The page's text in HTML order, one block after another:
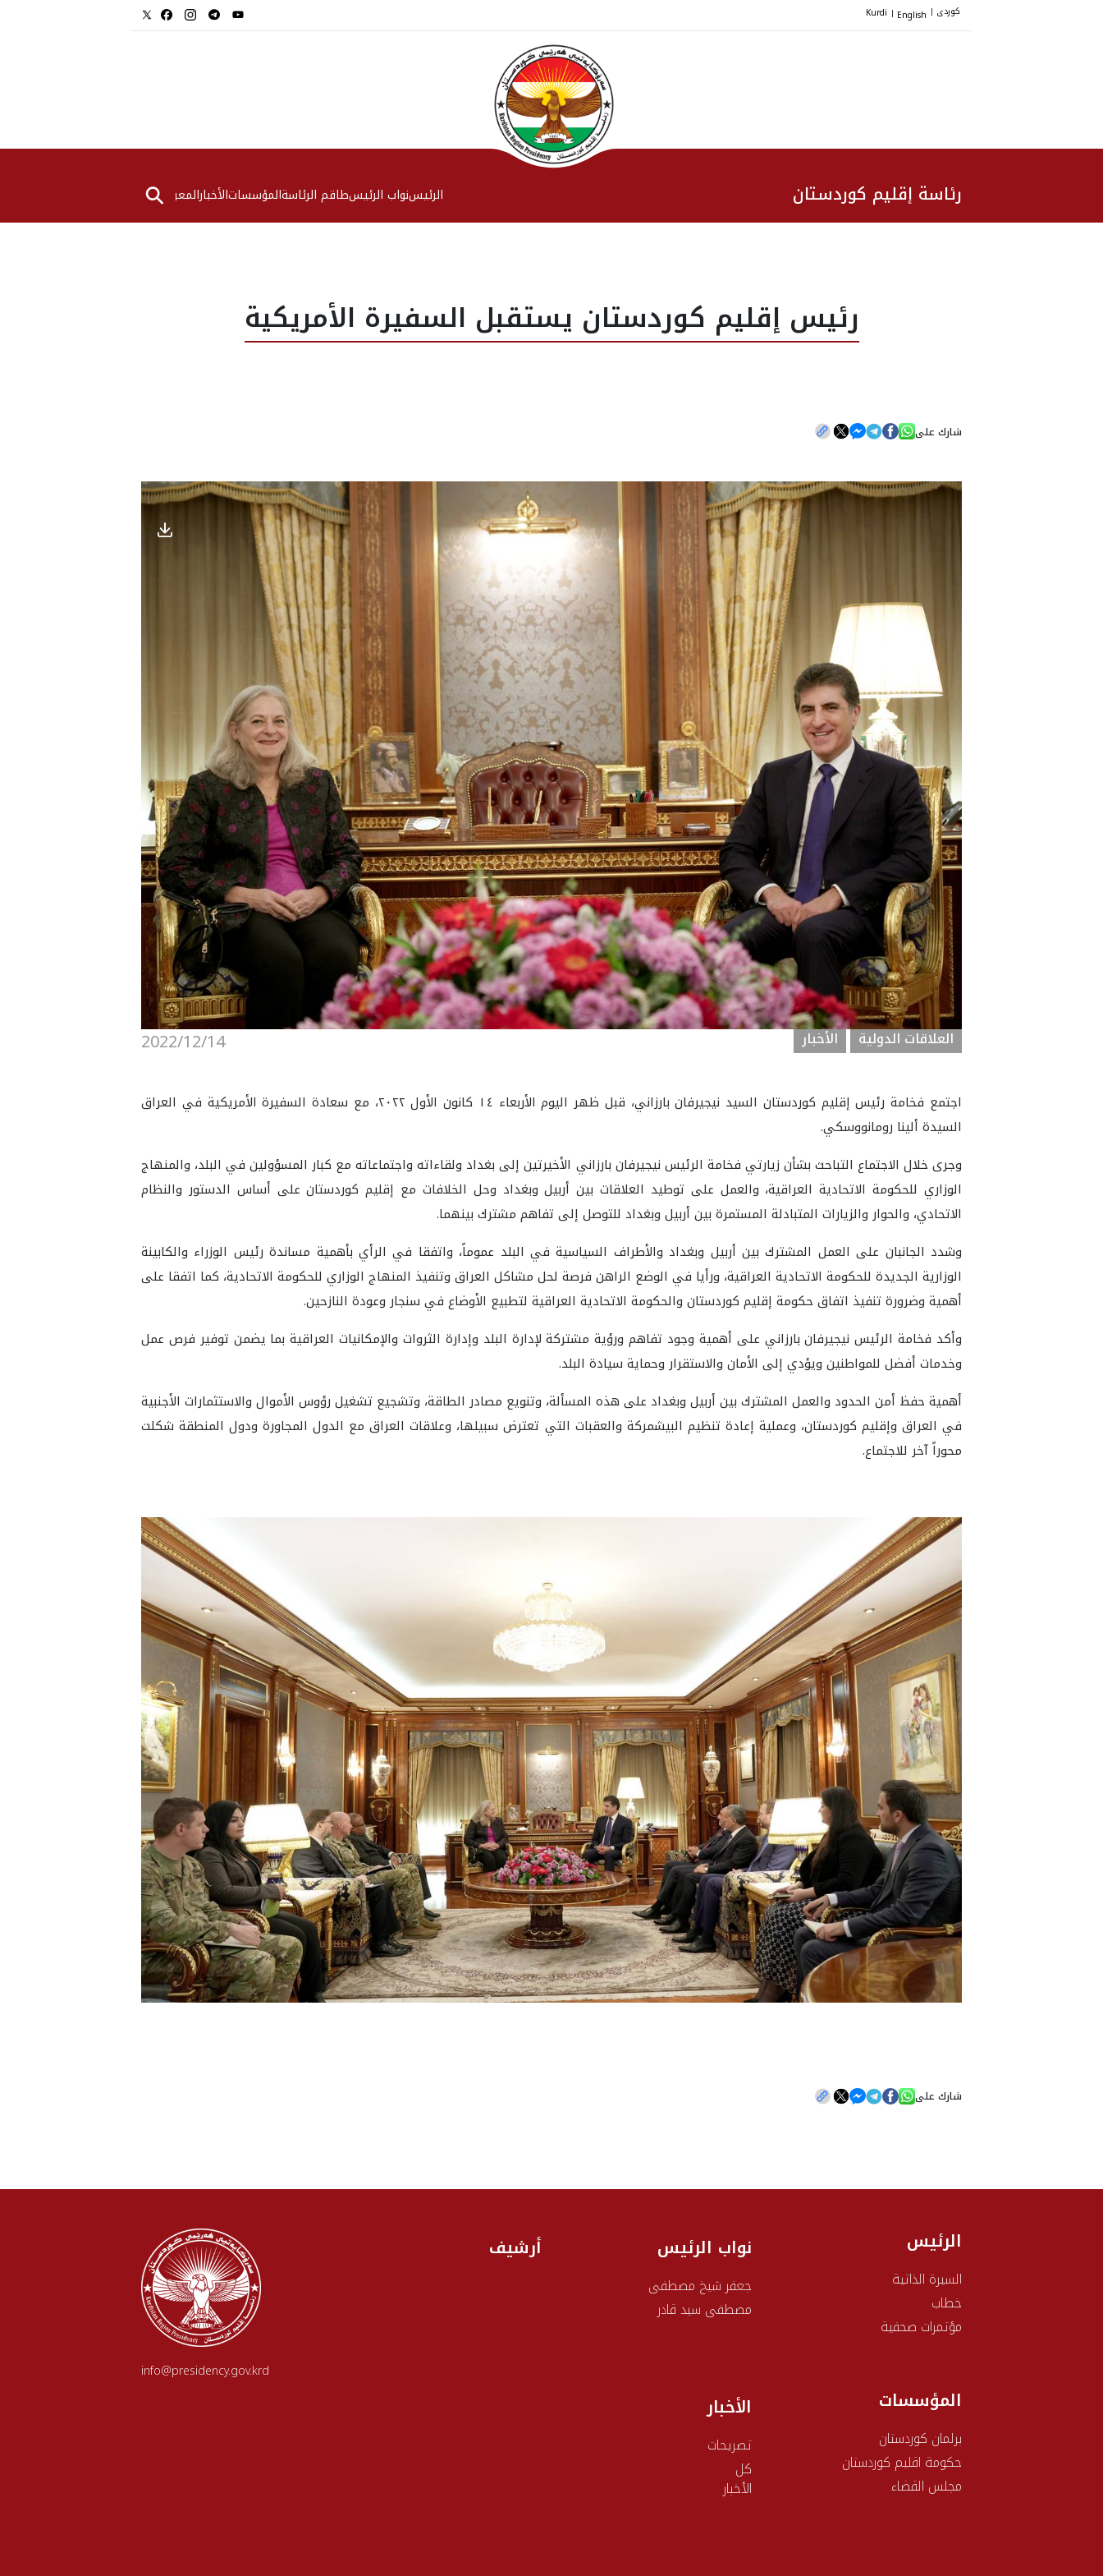
کوردی |
English
|
Kurdi
رئاسة إقليم كوردستان الرئیسنواب الرئيسطاقم الرئاسةالمؤسساتالأخبارالمعرض⚲
رئيس إقليم كوردستان يستقبل السفيرة الأمريكية
شارك على
2022/12/14 العلاقات الدولية الأخبار
اجتمع فخامة رئيس إقليم كوردستان السيد نيجيرفان بارزاني، قبل ظهر اليوم الأربعاء ١٤ كانون الأول ٢٠٢٢، مع سعادة السفيرة الأمريكية في العراق
السيدة ألينا رومانووسكي.
وجرى خلال الاجتماع التباحث بشأن زيارتي فخامة الرئيس نيجيرفان بارزاني الأخيرتين إلى بغداد ولقاءاته واجتماعاته مع كبار المسؤولين في البلد، والمنهاج
الوزاري للحكومة الاتحادية العراقية، والعمل على توطيد العلاقات بين أربيل وبغداد وحل الخلافات مع إقليم كوردستان على أساس الدستور والنظام
الاتحادي، والحوار والزيارات المتبادلة المستمرة بين أربيل وبغداد للتوصل إلى تفاهم مشترك بينهما.
وشدد الجانبان على العمل المشترك بين أربيل وبغداد والأطراف السياسية في البلد عموماً، واتفقا في الرأي بأهمية مساندة رئيس الوزراء والكابينة
الوزارية الجديدة للحكومة الاتحادية العراقية، ورأيا في الوضع الراهن فرصة لحل مشاكل العراق وتنفيذ المنهاج الوزاري للحكومة الاتحادية، كما اتفقا على
أهمية وضرورة تنفيذ اتفاق حكومة إقليم كوردستان والحكومة الاتحادية العراقية لتطبيع الأوضاع في سنجار وعودة النازحين.
وأكد فخامة الرئيس نيجيرفان بارزاني على أهمية وجود تفاهم ورؤية مشتركة لإدارة البلد وإدارة الثروات والإمكانيات العراقية بما يضمن توفير فرص عمل
وخدمات أفضل للمواطنين ويؤدي إلى الأمان والاستقرار وحماية سيادة البلد.
أهمية حفظ أمن الحدود والعمل المشترك بين أربيل وبغداد على هذه المسألة، وتنويع مصادر الطاقة، وتشجيع تشغيل رؤوس الأموال والاستثمارات الأجنبية
في العراق وإقليم كوردستان، وعملية إعادة تنظيم البيشمركة والعقبات التي تعترض سبيلها، وعلاقات العراق مع الدول المجاورة ودول المنطقة شكلت
محوراً آخر للاجتماع.
شارك على
الرئيس
السيرة الذاتية
خطاب
مؤتمرات صحفية
المؤسسات
برلمان كوردستان
حکومة اقليم كوردستان
مجلس القضاء
نواب الرئيس
جعفر شيخ مصطفى
مصطفى سيد قادر
الأخبار
تصريحات
كل
الأخبار
أرشيف
info@presidency.gov.krd